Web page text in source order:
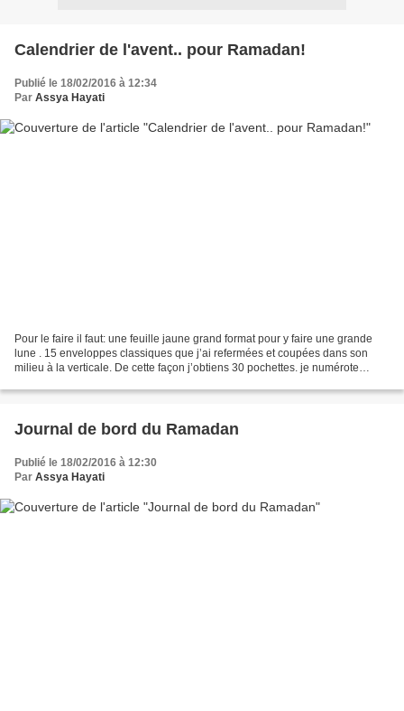
Calendrier de l'avent.. pour Ramadan!
Publié le 18/02/2016 à 12:34
Par Assya Hayati
Pour le faire il faut: une feuille jaune grand format pour y faire une grande
lune . 15 enveloppes classiques que j’ai refermées et coupées dans son
milieu à la verticale. De cette façon j’obtiens 30 pochettes. je numérote
Journal de bord du Ramadan
Publié le 18/02/2016 à 12:30
Par Assya Hayati